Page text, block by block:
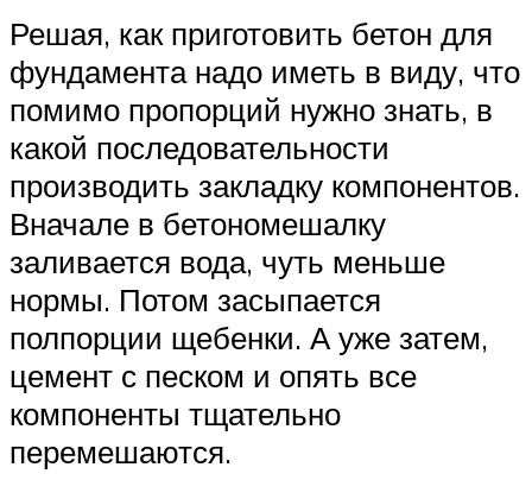
Решая, как приготовить бетон для
фундамента надо иметь в виду, что
помимо пропорций нужно знать, в
какой последовательности
производить закладку компонентов.
Вначале в бетономешалку
заливается вода, чуть меньше
нормы. Потом засыпается
полпорции щебенки. А уже затем,
цемент с песком и опять все
компоненты тщательно
перемешаются.